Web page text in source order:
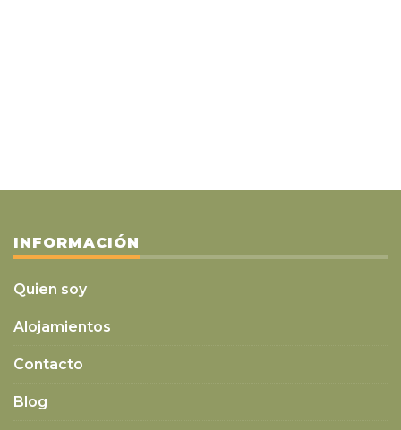
INFORMACIÓN
Quien soy
Alojamientos
Contacto
Blog